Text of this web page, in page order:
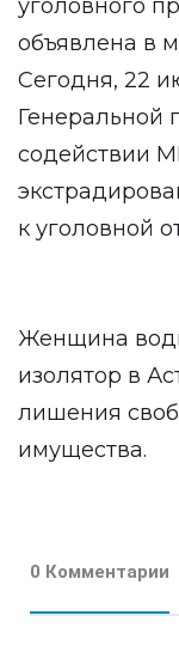
уголовного
объявлена в
Сегодня, 22
Генеральной
содействии
к уголовной
Женщина
изолятор в
лишения
имущества.
0 Комментарии